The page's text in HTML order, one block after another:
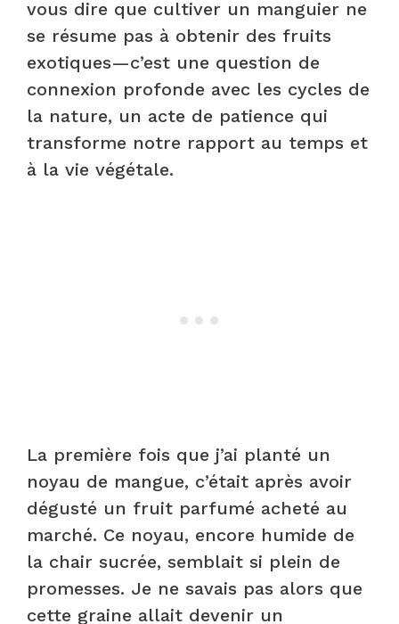
vous dire que cultiver un manguier ne
se résume pas à obtenir des fruits
exotiques—c’est une question de
connexion profonde avec les cycles de
la nature, un acte de patience qui
transforme notre rapport au temps et
à la vie végétale.
La première fois que j’ai planté un
noyau de mangue, c’était après avoir
dégusté un fruit parfumé acheté au
marché. Ce noyau, encore humide de
la chair sucrée, semblait si plein de
promesses. Je ne savais pas alors que
cette graine allait devenir un